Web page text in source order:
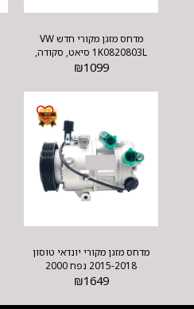
מדחס מזגן מקורי חדש VW
1K0820803L סיאט, סקודה,
אאודי ופולקסוואגן
₪1099
מדחס מזגן מקורי יונדאי טוסון
2015-2018 נפח 2000
₪1649